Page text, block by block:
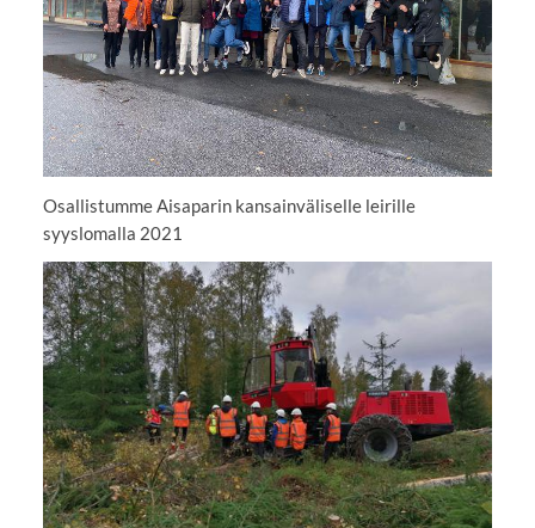
Osallistumme Aisaparin kansainväliselle leirille
syyslomalla 2021